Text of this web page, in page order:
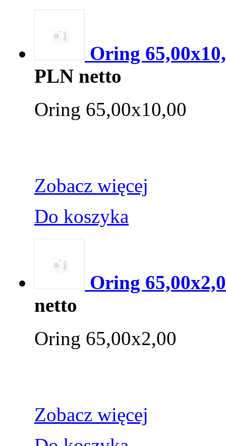
Oring
PLN netto
Oring 65,00x10,00
Zobacz więcej
Do koszyka
Oring
netto
Oring 65,00x2,00
Zobacz więcej